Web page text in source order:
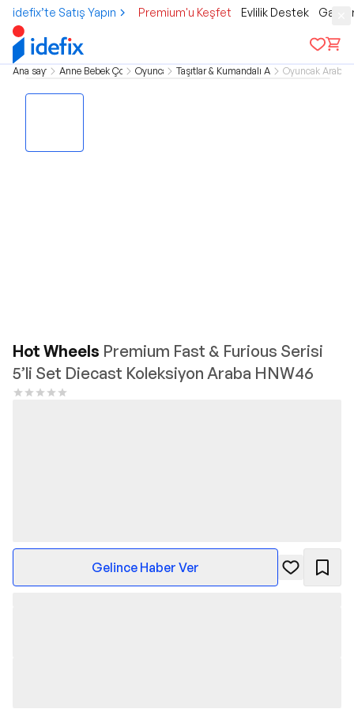
idefix’te Satış Yapın Premium'u Keşfet Evlilik Destek
Ana sayfa Anne Bebek ÇocukOyuncak Taşıtlar & Kumandalı AraçlarOyuncak
Hot Wheels Premium Fast & Furious Serisi
5’li Set Diecast Koleksiyon Araba HNW46
Gelince Haber Ver